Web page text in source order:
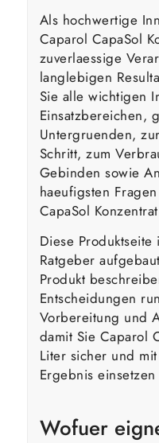
Als hochwertige
Caparol CapaSol
zuverlaessige
langlebigen
Sie alle wichtigen
Einsatzbereichen,
Untergruenden,
Schritt, zum
Gebinden sowie
haeufigsten
CapaSol
Diese
Ratgeber
Produkt
Entscheidungen
Vorbereitung und
damit Sie Caparol
Liter sicher und
Ergebnis
Wofuer